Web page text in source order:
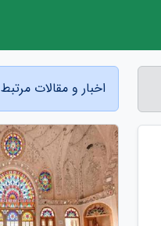
اخبار و مقالات مرتبط